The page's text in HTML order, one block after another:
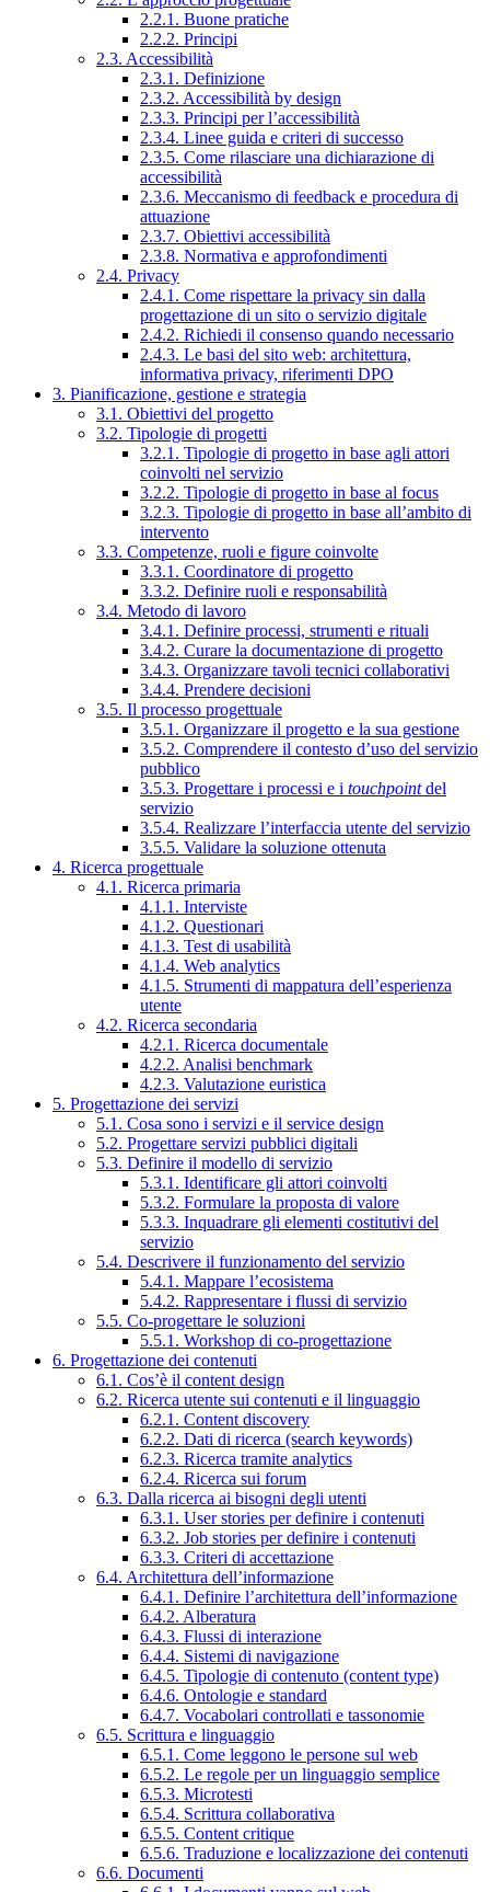
2.2.1. Buone pratiche
2.2.2. Principi
2.3. Accessibilità
2.3.1. Definizione
2.3.2. Accessibilità by design
2.3.3. Principi per l’accessibilità
2.3.4. Linee guida e criteri di successo
2.3.5. Come rilasciare una dichiarazione di
accessibilità
2.3.6. Meccanismo di feedback e procedura di
attuazione
2.3.7. Obiettivi accessibilità
2.3.8. Normativa e approfondimenti
2.4. Privacy
2.4.1. Come rispettare la privacy sin dalla
progettazione di un sito o servizio digitale
2.4.2. Richiedi il consenso quando necessario
2.4.3. Le basi del sito web: architettura,
informativa privacy, riferimenti DPO
3. Pianificazione, gestione e strategia
3.1. Obiettivi del progetto
3.2. Tipologie di progetti
3.2.1. Tipologie di progetto in base agli attori
coinvolti nel servizio
3.2.2. Tipologie di progetto in base al focus
3.2.3. Tipologie di progetto in base all’ambito di
intervento
3.3. Competenze, ruoli e figure coinvolte
3.3.1. Coordinatore di progetto
3.3.2. Definire ruoli e responsabilità
3.4. Metodo di lavoro
3.4.1. Definire processi, strumenti e rituali
3.4.2. Curare la documentazione di progetto
3.4.3. Organizzare tavoli tecnici collaborativi
3.4.4. Prendere decisioni
3.5. Il processo progettuale
3.5.1. Organizzare il progetto e la sua gestione
3.5.2. Comprendere il contesto d’uso del servizio
pubblico
3.5.3. Progettare i processi e i touchpointdel
servizio
3.5.4. Realizzare l’interfaccia utente del servizio
3.5.5. Validare la soluzione ottenuta
4. Ricerca progettuale
4.1. Ricerca primaria
4.1.1. Interviste
4.1.2. Questionari
4.1.3. Test di usabilità
4.1.4. Web analytics
4.1.5. Strumenti di mappatura dell’esperienza
utente
4.2. Ricerca secondaria
4.2.1. Ricerca documentale
4.2.2. Analisi benchmark
4.2.3. Valutazione euristica
5. Progettazione dei servizi
5.1. Cosa sono i servizi e il service design
5.2. Progettare servizi pubblici digitali
5.3. Definire il modello di servizio
5.3.1. Identificare gli attori coinvolti
5.3.2. Formulare la proposta di valore
5.3.3. Inquadrare gli elementi costitutivi del
servizio
5.4. Descrivere il funzionamento del servizio
5.4.1. Mappare l’ecosistema
5.4.2. Rappresentare i flussi di servizio
5.5. Co-progettare le soluzioni
5.5.1. Workshop di co-progettazione
6. Progettazione dei contenuti
6.1. Cos’è il content design
6.2. Ricerca utente sui contenuti e il linguaggio
6.2.1. Content discovery
6.2.2. Dati di ricerca (search keywords)
6.2.3. Ricerca tramite analytics
6.2.4. Ricerca sui forum
6.3. Dalla ricerca ai bisogni degli utenti
6.3.1. User stories per definire i contenuti
6.3.2. Job stories per definire i contenuti
6.3.3. Criteri di accettazione
6.4. Architettura dell’informazione
6.4.1. Definire l’architettura dell’informazione
6.4.2. Alberatura
6.4.3. Flussi di interazione
6.4.4. Sistemi di navigazione
6.4.5. Tipologie di contenuto (content type)
6.4.6. Ontologie e standard
6.4.7. Vocabolari controllati e tassonomie
6.5. Scrittura e linguaggio
6.5.1. Come leggono le persone sul web
6.5.2. Le regole per un linguaggio semplice
6.5.3. Microtesti
6.5.4. Scrittura collaborativa
6.5.5. Content critique
6.5.6. Traduzione e localizzazione dei contenuti
6.6. Documenti